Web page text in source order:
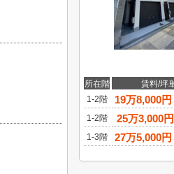
所在階 賃料/坪
1-2階
19万8,000円
1-2階
25万3,000円
1-3階
27万5,000円